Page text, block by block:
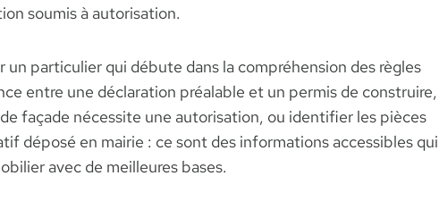
soumis à autorisation.
particulier qui débute dans la compréhension des règles
entre une déclaration préalable et un permis de construire,
façade nécessite une autorisation, ou identifier les pièces
déposé en mairie : ce sont des informations accessibles qui
avec de meilleures bases.